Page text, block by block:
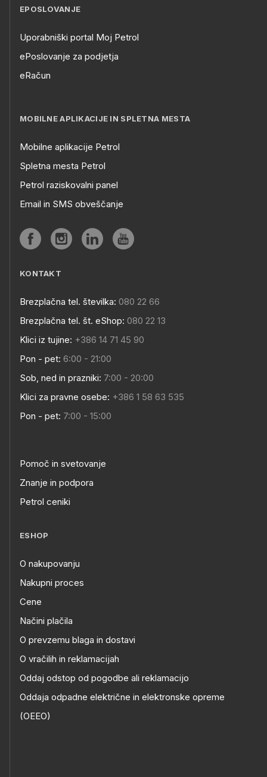
EPOSLOVANJE
Uporabniški portal Moj Petrol
ePoslovanje za podjetja
eRačun
MOBILNE APLIKACIJE IN SPLETNA MESTA
Mobilne aplikacije Petrol
Spletna mesta Petrol
Petrol raziskovalni panel
Email in SMS obveščanje
KONTAKT
Brezplačna tel. številka: 080 22 66
Brezplačna tel. št. eShop: 080 22 13
Klici iz tujine: +386 14 71 45 90
Pon - pet: 6:00 - 21:00
Sob, ned in prazniki: 7:00 - 20:00
Klici za pravne osebe: +386 1 58 63 535
Pon - pet: 7:00 - 15:00
Pomoč in svetovanje
Znanje in podpora
Petrol ceniki
ESHOP
O nakupovanju
Nakupni proces
Cene
Načini plačila
O prevzemu blaga in dostavi
O vračilih in reklamacijah
Oddaj odstop od pogodbe ali reklamacijo
Oddaja odpadne električne in elektronske opreme
(OEEO)